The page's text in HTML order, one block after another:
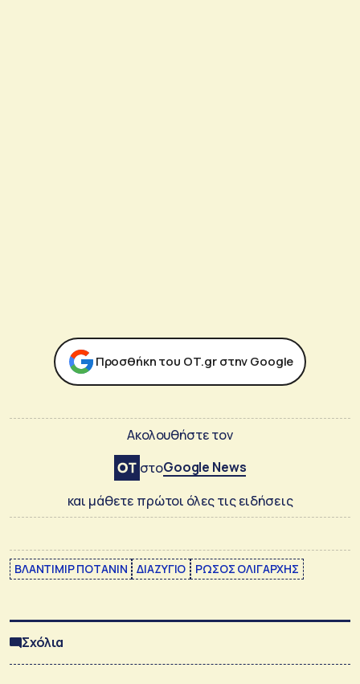
Προσθήκη του ΟΤ.gr στην Google
Ακολουθήστε τον
στοGoogle News
και μάθετε πρώτοι όλες τις ειδήσεις
ΒΛΑΝΤΙΜΙΡ ΠΟΤΑΝΙΝ ΔΙΑΖΥΓΙΟ ΡΩΣΟΣ ΟΛΙΓΑΡΧΗΣ
Σχόλια